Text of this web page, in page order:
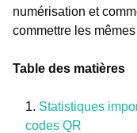
numérisation et
commettre les
Table des matières
Statistiques
codes QR